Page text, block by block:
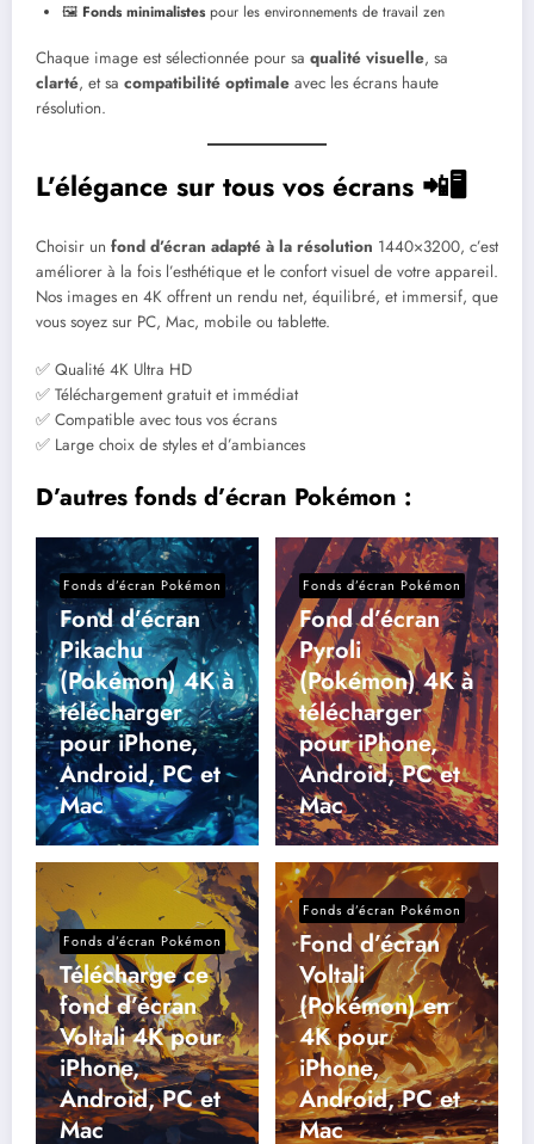
🖼️ Fonds minimalistespour les environnements de travail zen
Chaque image est sélectionnée pour sa qualité visuelle, sa
clarté, et sa compatibilité optimale avec les écrans haute
résolution.
L’élégance sur tous vos écrans 📲🖥️
Choisir un fond d’écran adapté à la résolution 1440×3200, c’est
améliorer à la fois l’esthétique et le confort visuel de votre appareil.
Nos images en 4K offrent un rendu net, équilibré, et immersif, que
vous soyez sur PC, Mac, mobile ou tablette.
✅ Qualité 4K Ultra HD
✅ Téléchargement gratuit et immédiat
✅ Compatible avec tous vos écrans
✅ Large choix de styles et d’ambiances
D’autres fonds d’écran Pokémon :
Fonds d’écran Pokémon
Fond d’écran
Pikachu
(Pokémon) 4K à
télécharger
pour iPhone,
Android, PC et
Mac
Fonds d’écran Pokémon
Fond d’écran
Pyroli
(Pokémon) 4K à
télécharger
pour iPhone,
Android, PC et
Mac
Fonds d’écran Pokémon
Télécharge ce
fond d’écran
Voltali 4K pour
iPhone,
Android, PC et
Mac
Fonds d’écran Pokémon
Fond d’écran
Voltali
(Pokémon) en
4K pour
iPhone,
Android, PC et
Mac